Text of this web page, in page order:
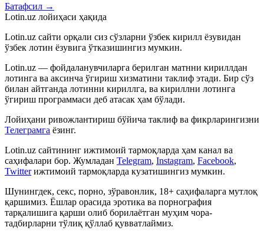
Батафсил →
Lotin.uz лойиҳаси ҳақида
Lotin.uz сайти орқали сиз сўзларни ўзбек кирилл ёзувидан
ўзбек лотин ёзувига ўтказишингиз мумкин.
Lotin.uz — фойдаланувчиларга берилган матнни кириллдан
лотинга ва аксинча ўгириш хизматини таклиф этади. Бир сўз
билан айтганда лотинни кириллга, ва кириллни лотинга
ўгириш программаси деб атасак ҳам бўлади.
Лойиҳани ривожлантириш бўйича таклиф ва фикрларингизни
Телеграмга ёзинг.
Lotin.uz сайтининг ижтимоий тармоқларда ҳам канал ва
саҳифалари бор. Жумладан Telegram, Instagram, Facebook,
Twitter ижтимоий тармоқларда кузатишингиз мумкин.
Шунингдек, секс, порно, зўравонлик, 18+ саҳифаларга мутлоқ
қаршимиз. Ёшлар орасида эротика ва порнография
тарқалишига қарши олиб борилаётган муҳим чора-
тадбирларни тўлиқ қўллаб қувватлаймиз.